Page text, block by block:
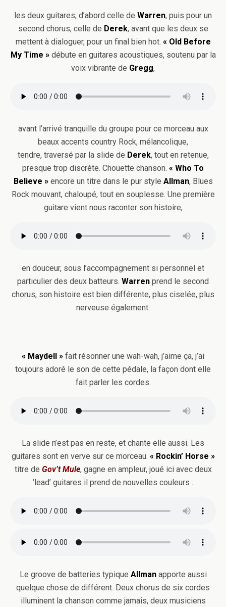
les deux guitares, d’abord celle de Warren, puis pour un
second chorus, celle de Derek, avant que les deux se
mettent à dialoguer, pour un final bien hot. « Old Before
My Time »débute en guitares acoustiques, soutenu par la
voix vibrante de Gregg,
avant l’arrivé tranquille du groupe pour ce morceau aux
beaux accents country Rock, mélancolique,
tendre, traversé par la slide de Derek, tout en retenue,
presque trop discrète. Chouette chanson. « Who To
Believe » encore un titre dans le pur style Allman, Blues
Rock mouvant, chaloupé, tout en souplesse. Une première
guitare vient nous raconter son histoire,
en douceur, sous l’accompagnement si personnel et
particulier des deux batteurs. Warren prend le second
chorus, son histoire est bien différente, plus ciselée, plus
nerveuse également.
« Maydell » fait résonner une wah-wah, j’aime ça, j’ai
toujours adoré le son de cette pédale, la façon dont elle
fait parler les cordes.
La slide n’est pas en reste, et chante elle aussi. Les
guitares sont en verve sur ce morceau. « Rockin’ Horse »
titre de Gov’t Mule, gagne en ampleur, joué ici avec deux
‘lead’ guitares il prend de nouvelles couleurs .
Le groove de batteries typique Allmanapporte aussi
quelque chose de différent. Deux chorus de six cordes
illuminent la chanson comme jamais, deux musiciens